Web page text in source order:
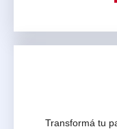
Transformá tu